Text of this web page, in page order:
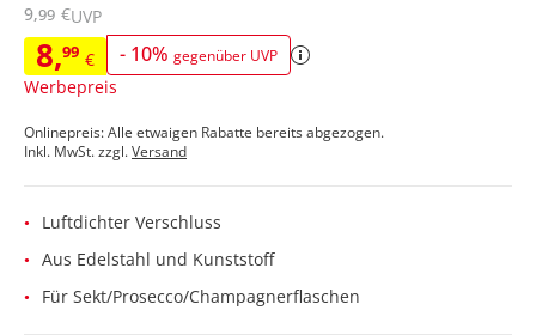
8,99 € - 10% gegenüber UVP
Werbepreis
9,99 €UVP
Onlinepreis: Alle etwaigen Rabatte bereits abgezogen.
Inkl. MwSt. zzgl.Versand
Luftdichter Verschluss
Aus Edelstahl und Kunststoff
Für Sekt/Prosecco/Champagnerflaschen